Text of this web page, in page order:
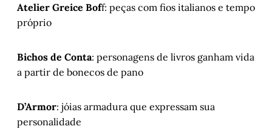
Atelier Greice Boff: peças com fios italianos e tempo
próprio
Bichos de Conta: personagens de livros ganham vida
a partir de bonecos de pano
D’Armor: jóias armadura que expressam sua
personalidade